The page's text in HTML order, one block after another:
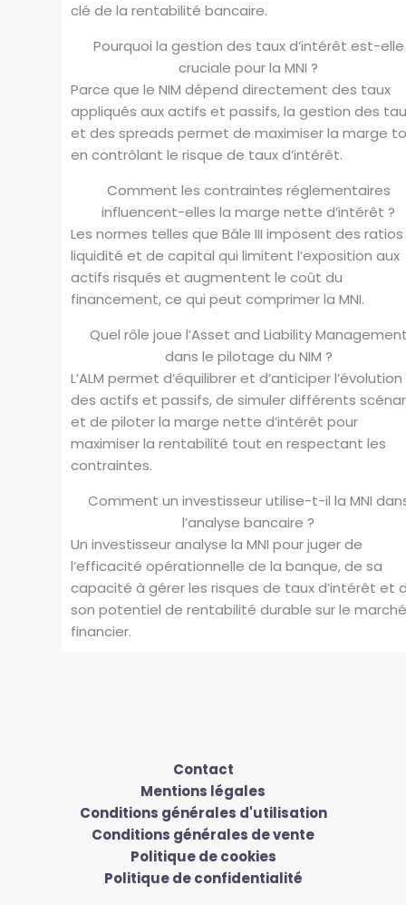
clé de la rentabilité bancaire.
Pourquoi la gestion des taux d’intérêt est-elle
cruciale pour la MNI ?
Parce que le NIM dépend directement des taux
appliqués aux actifs et passifs, la gestion des
et des spreads permet de maximiser la marge
en contrôlant le risque de taux d’intérêt.
Comment les contraintes réglementaires
influencent-elles la marge nette d’intérêt ?
Les normes telles que Bâle III imposent des
liquidité et de capital qui limitent l’exposition aux
actifs risqués et augmentent le coût du
financement, ce qui peut comprimer la MNI.
Quel rôle joue l’Asset and Liability
dans le pilotage du NIM ?
L’ALM permet d’équilibrer et d’anticiper l’évolution
des actifs et passifs, de simuler différents
et de piloter la marge nette d’intérêt pour
maximiser la rentabilité tout en respectant les
contraintes.
Comment un investisseur utilise-t-il la MNI
l’analyse bancaire ?
Un investisseur analyse la MNI pour juger de
l’efficacité opérationnelle de la banque, de sa
capacité à gérer les risques de taux d’intérêt et
son potentiel de rentabilité durable sur le
financier.
Contact
Mentions légales
Conditions générales d'utilisation
Conditions générales de vente
Politique de cookies
Politique de confidentialité